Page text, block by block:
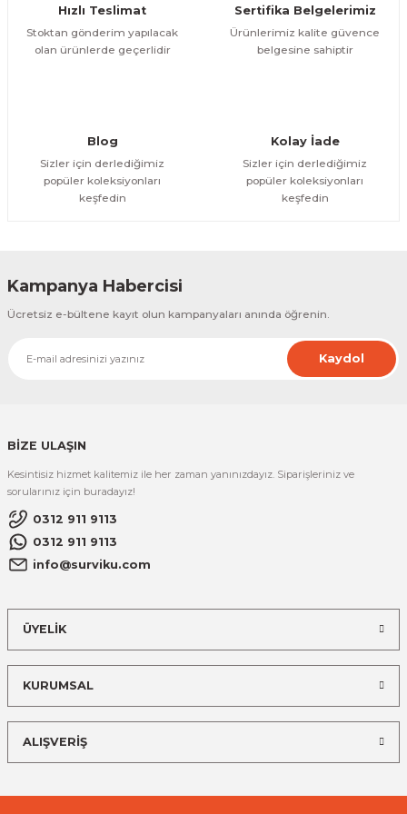
Bu ürüne benzer farklı alternatifler olmalı.
Hızlı Teslimat
Stoktan gönderim yapılacak
olan ürünlerde geçerlidir
Sertifika Belgelerimiz
Ürünlerimiz kalite güvence
belgesine sahiptir
Blog
Sizler için derlediğimiz
popüler koleksiyonları
keşfedin
Kolay İade
Sizler için derlediğimiz
popüler koleksiyonları
keşfedin
Kampanya Habercisi
Ücretsiz e-bültene kayıt olun kampanyaları anında öğrenin.
Kaydol
BİZE ULAŞIN
Kesintisiz hizmet kalitemiz ile her zaman yanınızdayız. Siparişleriniz ve
sorularınız için buradayız!
0312 911 9113
0312 911 9113
info@surviku.com
ÜYELİK
KURUMSAL
ALIŞVERİŞ